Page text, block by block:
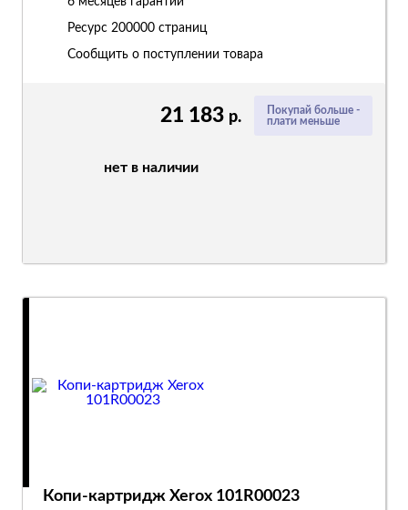
Покупай больше -
плати меньше
21 183 р.
нет в наличии
Ресурс 200000 страниц
Сообщить о поступлении товара
Копи-картридж Xerox 101R00023